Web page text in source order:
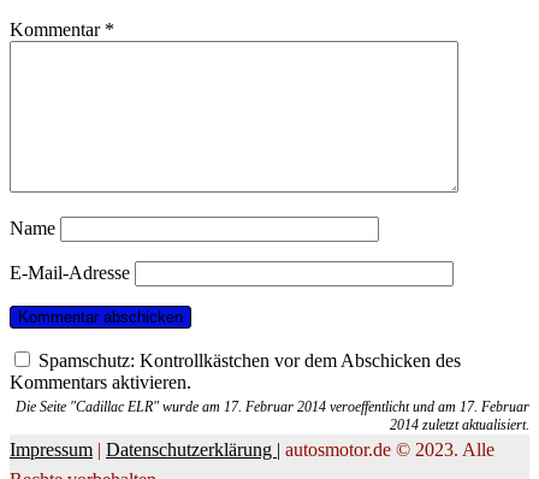
Kommentar *
Name
E-Mail-Adresse
Spamschutz: Kontrollkästchen vor dem Abschicken des
Kommentars aktivieren.
Die Seite "Cadillac ELR" wurde am 17. Februar 2014 veroeffentlicht und am 17. Februar
2014 zuletzt aktualisiert.
Impressum | Datenschutzerklärung | autosmotor.de © 2023. Alle